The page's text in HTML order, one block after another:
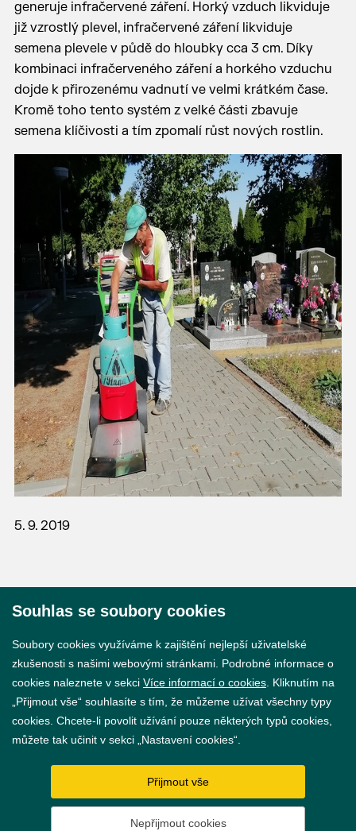
generuje infračervené záření. Horký vzduch likviduje
již vzrostlý plevel, infračervené záření likviduje
semena plevele v půdě do hloubky cca 3 cm. Díky
kombinaci infračerveného záření a horkého vzduchu
dojde k přirozenému vadnutí ve velmi krátkém čase.
Kromě toho tento systém z velké části zbavuje
semena klíčivosti a tím zpomalí růst nových rostlin.
5. 9. 2019
GDPR
Nastavení cookies
Souhlas se soubory cookies
Soubory cookies využíváme k zajištění nejlepší uživatelské
zkušenosti s našimi webovými stránkami. Podrobné informace o
cookies naleznete v sekci Více informací o cookies . Kliknutím na
„Přijmout vše“ souhlasíte s tím, že můžeme užívat všechny typy
cookies. Chcete-li povolit užívání pouze některých typů cookies,
můžete tak učinit v sekci „Nastavení cookies“.
Přijmout vše
Nepřijmout cookies